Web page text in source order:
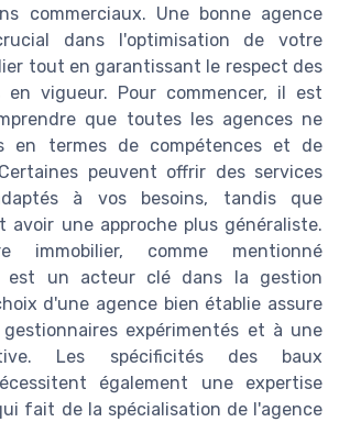
commerciaux. Une bonne agence
dans l'optimisation de votre
tout en garantissant le respect des
en vigueur. Pour commencer, il est
que toutes les agences ne
en termes de compétences et de
peuvent offrir des services
à vos besoins, tandis que
avoir une approche plus généraliste.
immobilier, comme mentionné
est un acteur clé dans la gestion
d'une agence bien établie assure
expérimentés et à une
Les spécificités des baux
également une expertise
fait de la spécialisation de l'agence